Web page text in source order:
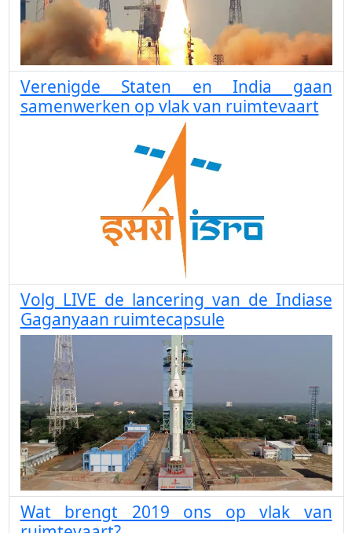
Verenigde Staten en India gaan
samenwerken op vlak van ruimtevaart
Volg LIVE de lancering van de Indiase
Gaganyaan ruimtecapsule
Wat brengt 2019 ons op vlak van